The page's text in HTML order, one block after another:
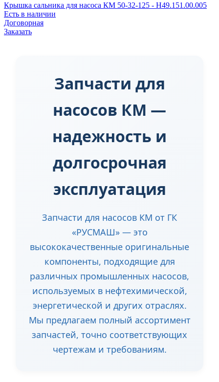
Крышка сальника для насоса КМ 50-32-125 - Н49.151.00.005
Есть в наличии
Договорная
Заказать
Запчасти для
насосов КМ —
надежность и
долгосрочная
эксплуатация
Запчасти для насосов КМ от ГК
«РУСМАШ» — это
высококачественные оригинальные
компоненты, подходящие для
различных промышленных насосов,
используемых в нефтехимической,
энергетической и других отраслях.
Мы предлагаем полный ассортимент
запчастей, точно соответствующих
чертежам и требованиям.